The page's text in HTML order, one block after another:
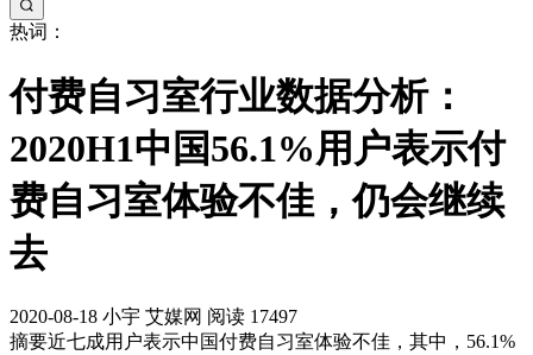
热词：
付费自习室行业数据分析：
2020H1中国56.1%用户表示付
费自习室体验不佳，仍会继续
去
2020-08-18 小宇 艾媒网 阅读 17497
摘要近七成用户表示中国付费自习室体验不佳，其中，56.1%